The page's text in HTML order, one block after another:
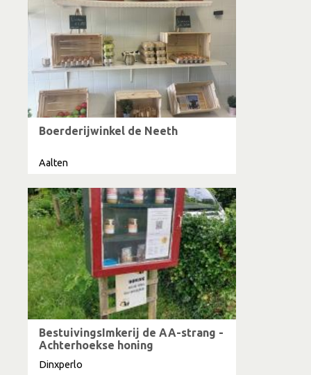
Boerderijwinkel de Neeth
Aalten
BestuivingsImkerij de AA-strang -
Achterhoekse honing
Dinxperlo